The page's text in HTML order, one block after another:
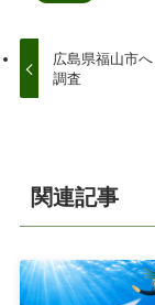
広島県福山市
調査
関連記事